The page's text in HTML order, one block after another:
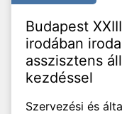
Budapest
irodában
asszisztens
kezdéssel
Szervezési és